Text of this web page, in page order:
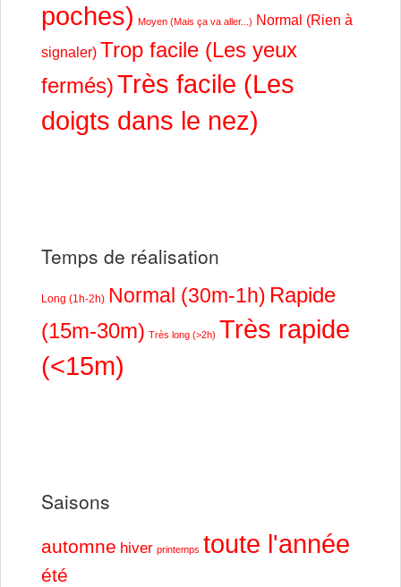
poches) Moyen (Mais ça va aller...) Normal (Rien à
signaler) Trop facile (Les yeux
fermés)Très facile (Les
doigts dans le nez)
Temps de réalisation
Long (1h-2h) Normal (30m-1h) Rapide
(15m-30m) Très long (>2h) Très rapide
(<15m)
Saisons
automne hiver printemps toute l'année
été